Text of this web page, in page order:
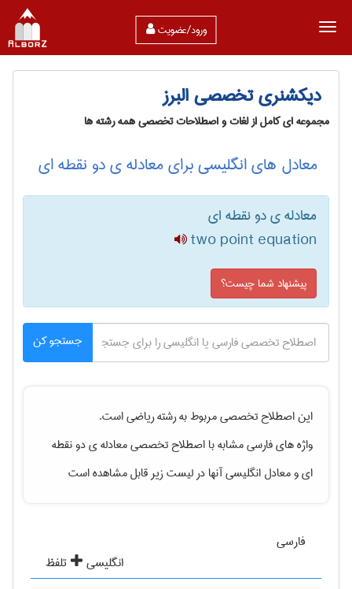
ورود/عضویت
دیکشنری تخصصی البرز
مجموعه ای کامل از لغات و اصطلاحات تخصصی همه رشته ها
معادل های انگلیسی برای معادله ی دو نقطه ای
معادله ی دو نقطه ای
two point equation
پیشنهاد شما چیست؟
جستجو کن
این اصطلاح تخصصی مربوط به رشتهرياضیاست.
واژه های فارسی مشابه با اصطلاح تخصصیمعادله ی دو نقطه
ایو معادل انگلیسی آنها در لیست زیر قابل مشاهده است
فارسی
انگلیسی
تلفظ